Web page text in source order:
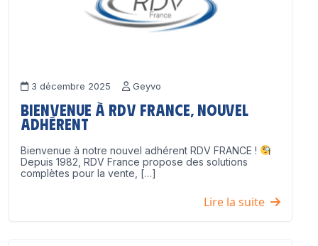
3 décembre 2025 Geyvo
Bienvenue à RDV France, nouvel
adhérent
Bienvenue à notre nouvel adhérent RDV FRANCE !
Depuis 1982, RDV France propose des solutions
complètes pour la vente, […]
Lire la suite